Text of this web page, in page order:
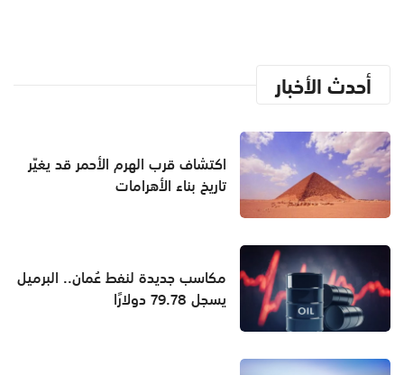
أحدث الأخبار
اكتشاف قرب الهرم الأحمر قد يغيّر
تاريخ بناء الأهرامات
مكاسب جديدة لنفط عُمان.. البرميل
يسجل 79.78 دولارًا